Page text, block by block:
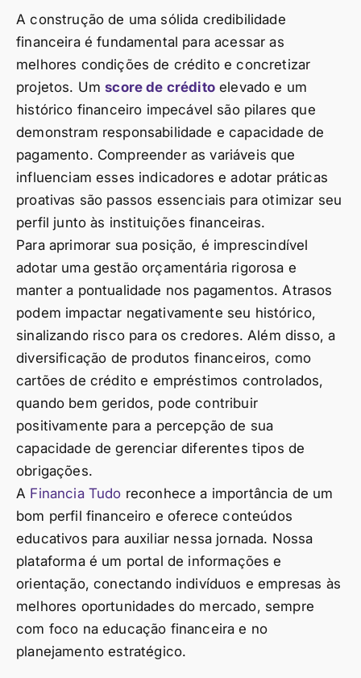
A construção de uma sólida credibilidade
financeira é fundamental para acessar as
melhores condições de crédito e concretizar
projetos. Umscore de créditoelevado e um
histórico financeiro impecável são pilares que
demonstram responsabilidade e capacidade de
pagamento. Compreender as variáveis que
influenciam esses indicadores e adotar práticas
proativas são passos essenciais para otimizar seu
perfil junto às instituições financeiras.
Para aprimorar sua posição, é imprescindível
adotar uma gestão orçamentária rigorosa e
manter a pontualidade nos pagamentos. Atrasos
podem impactar negativamente seu histórico,
sinalizando risco para os credores. Além disso, a
diversificação de produtos financeiros, como
cartões de crédito e empréstimos controlados,
quando bem geridos, pode contribuir
positivamente para a percepção de sua
capacidade de gerenciar diferentes tipos de
obrigações.
A Financia Tudo reconhece a importância de um
bom perfil financeiro e oferece conteúdos
educativos para auxiliar nessa jornada. Nossa
plataforma é um portal de informações e
orientação, conectando indivíduos e empresas às
melhores oportunidades do mercado, sempre
com foco na educação financeira e no
planejamento estratégico.